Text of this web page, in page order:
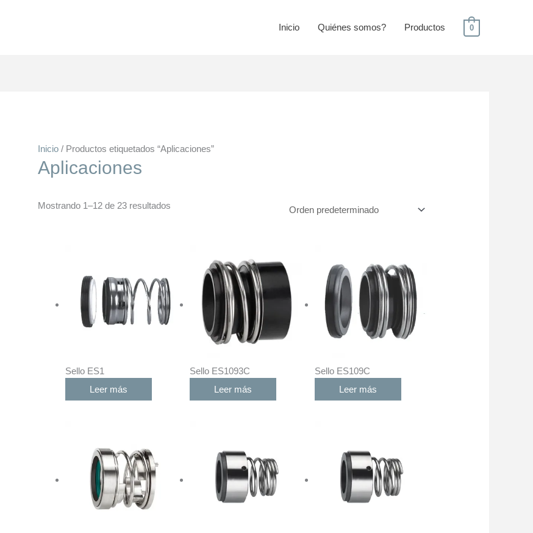
Inicio Quiénes somos? Productos 0
Inicio / Productos etiquetados “Aplicaciones”
Aplicaciones
Mostrando 1–12 de 23 resultados
Sello ES1
Leer más
Sello ES1093C
Leer más
Sello ES109C
Leer más